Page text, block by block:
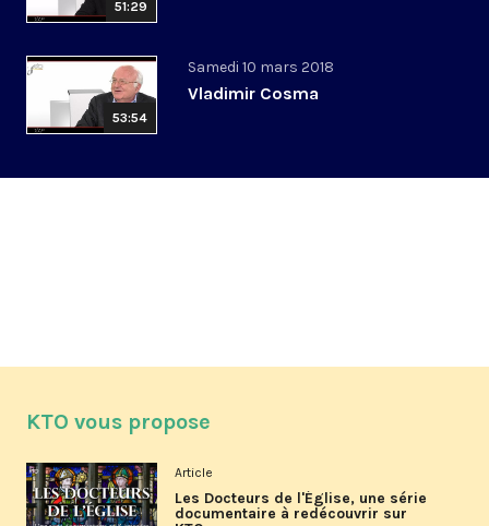
51:29
53:54
Samedi 10 mars 2018
Vladimir Cosma
KTO vous propose
Article
Les Docteurs de l'Église, une série
documentaire à redécouvrir sur